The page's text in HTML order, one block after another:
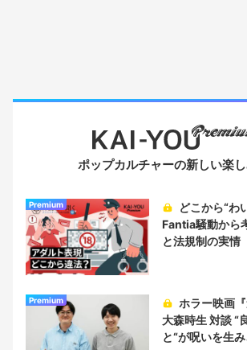
ポップカルチャーの新しい楽し
Premium
Fantia騒動から
と法規制の実情
Premium
大森時生 対談 “
と“が呪いを生